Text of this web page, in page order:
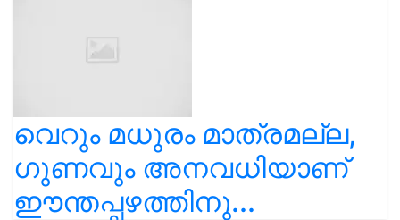
വെറും മധുരം മാത്രമല്ല,
ഗുണവും അനവധിയാണ്
ഈന്തപ്പഴത്തിനു...